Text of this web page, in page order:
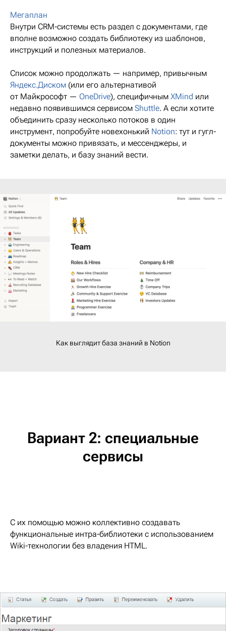
Мегаплан
Внутри CRM-системы есть раздел с документами, где
вполне возможно создать библиотеку из шаблонов,
инструкций и полезных материалов.
Список можно продолжать — например, привычным
Яндекс.Диском (или его альтернативой
от Майкрософт — OneDrive), специфичным XMind или
недавно появившимся сервисом Shuttle. А если хотите
объединить сразу несколько потоков в один
инструмент, попробуйте новехонький Notion: тут и гугл-
документы можно привязать, и мессенджеры, и
заметки делать, и базу знаний вести.
Как выглядит база знаний в Notion
Вариант 2: специальные
сервисы
С их помощью можно коллективно создавать
функциональные интра-библиотеки с использованием
Wiki-технологии без владения HTML.